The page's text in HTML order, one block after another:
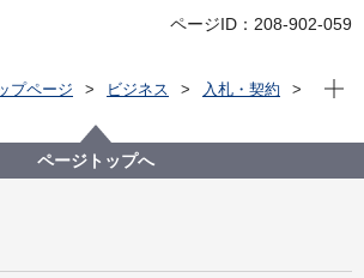
ページID：208-902-059
プページ ビジネス
入札・契約
掲載】令和５年二十歳の市民を祝うつどい
連業務委託
現在
ページトップへ